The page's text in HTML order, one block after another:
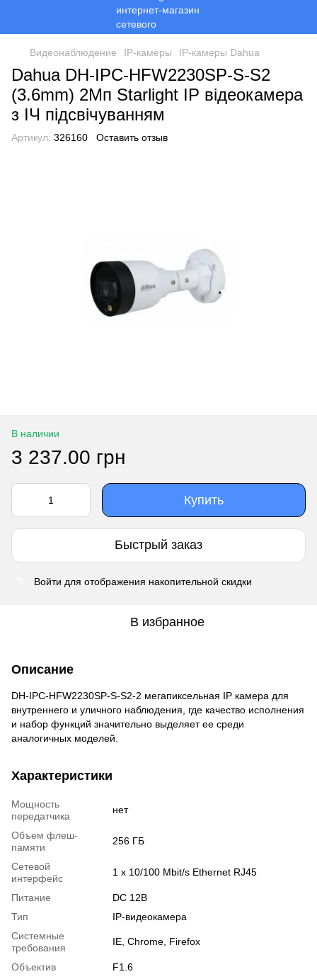
Видеонаблюдение ІР-камеры ІР-камеры Dahua
Dahua DH-IPC-HFW2230SP-S-S2
(3.6mm) 2Mп Starlight IP відеокамера
з ІЧ підсвічуванням
Артикул: 326160 Оставить отзыв
В наличии
3 237.00 грн
Купить
Быстрый заказ
Войти для отображения накопительной скидки
В избранное
Описание
DH-IPC-HFW2230SP-S-S2-2 мегапиксельная IP камера для
внутреннего и уличного наблюдения, где качество исполнения
и набор функций значительно выделяет ее среди
аналогичных моделей.
Характеристики
Мощность
передатчика
нет
Объем флеш-
памяти
256 ГБ
Сетевой
интерфейс
1 x 10/100 Mbit/s Ethernet RJ45
Питание
DC 12В
Тип
IP-видеокамера
Системные
требования
IE, Chrome, Firefox
Объектив
F1.6